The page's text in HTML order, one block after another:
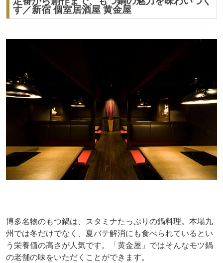
す／新宿 個室居酒屋 黄金屋
博多名物のもつ鍋は、スタミナたっぷりの鍋料理。本場九
州では冬だけでなく、夏バテ解消にも食べられているとい
う栄養価の高さが人気です。「黄金屋」ではそんなモツ鍋
の老舗の味をいただくことができます。